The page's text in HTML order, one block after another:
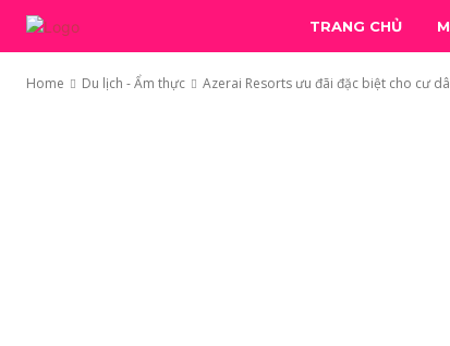
TRANG CHỦ
Home Du lịch - Ẩm thực Azerai Resorts ưu đãi đặc biệt cho cư